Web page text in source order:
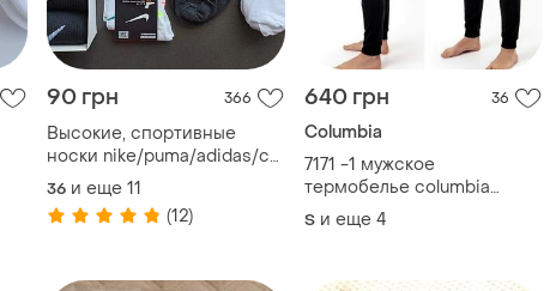
90 грн 366
Высокие, спортивные
носки nike/puma/adidas/ck
- 1 пара
36 и еще 11
(12)
640 грн 36
Columbia
7171 -1 мужское
термобелье columbia
комплект | много размеров
s-xxl | тепла +
и активного отдыха
S и еще 4